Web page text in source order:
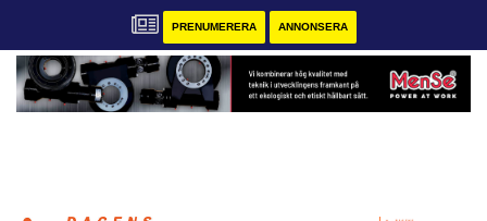
PRENUMERERA ANNONSERA